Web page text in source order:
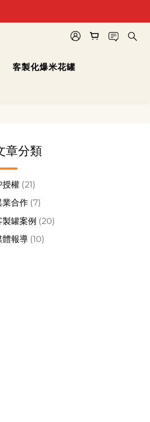
客製化爆米花罐
章分類
授權 (21)
業合作 (7)
製罐案例 (20)
體報導 (10)